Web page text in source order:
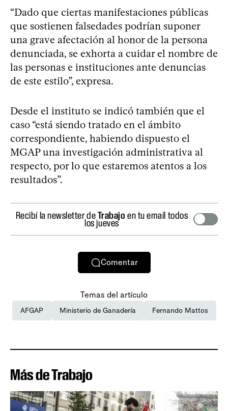
“Dado que ciertas manifestaciones públicas
que sostienen falsedades podrían suponer
una grave afectación al honor de la persona
denunciada, se exhorta a cuidar el nombre de
las personas e instituciones ante denuncias
de este estilo”, expresa.
Desde el instituto se indicó también que el
caso “está siendo tratado en el ámbito
correspondiente, habiendo dispuesto el
MGAP una investigación administrativa al
respecto, por lo que estaremos atentos a los
resultados”.
Recibí la newsletter deTrabajo en tu email todos
los jueves
Comentar
Temas del artículo
AFGAP Ministerio de Ganadería Fernando Mattos
Más de Trabajo